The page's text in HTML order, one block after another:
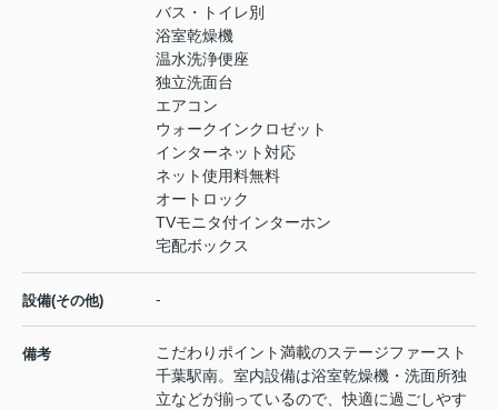
バス・トイレ別
浴室乾燥機
温水洗浄便座
独立洗面台
エアコン
ウォークインクロゼット
インターネット対応
ネット使用料無料
オートロック
TVモニタ付インターホン
宅配ボックス
設備(その他) -
備考
こだわりポイント満載のステージファースト
千葉駅南。室内設備は浴室乾燥機・洗面所独
立などが揃っているので、快適に過ごしやす